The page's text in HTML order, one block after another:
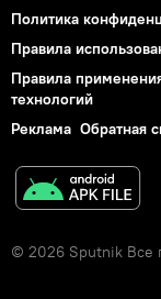
Политика
Правила
Правила
технологий
Реклама Обратная
© 2026 Sputnik Все